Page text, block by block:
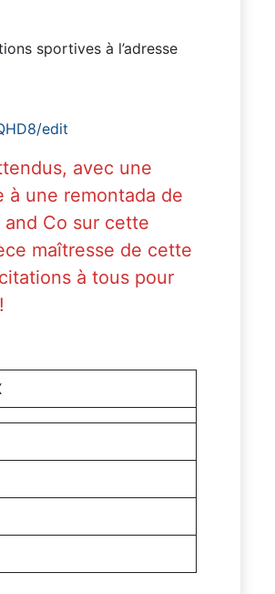
sportives à l’adresse
edit
avec une
à une remontada de
Co sur cette
maîtresse de cette
à tous pour